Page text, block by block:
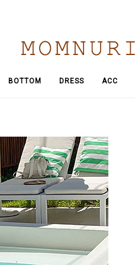
BOTTOM DRESS ACC